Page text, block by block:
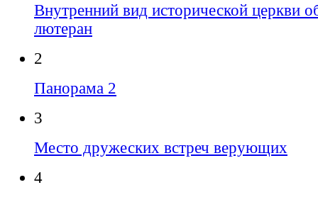
Внутренний вид исторической церкви
лютеран
2
Панорама 2
3
Место дружеских встреч верующих
4